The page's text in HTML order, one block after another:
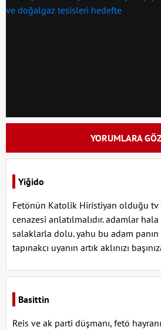
YORUMLARA
Yiğido
Fetönün Katolik Hiristiyan olduğu tv
cenazesi anlatılmalıdır. adamlar
salaklarla dolu. yahu bu adam
tapınakcı uyanın artık aklınızı
Basittin
Reis ve ak parti düşmanı, fetö